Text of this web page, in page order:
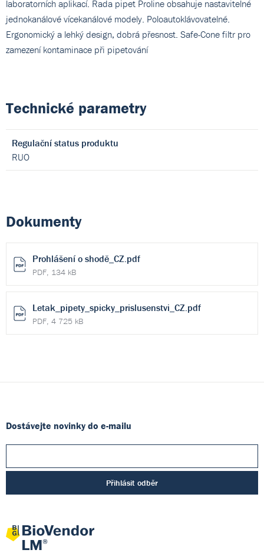
laboratorních aplikací. Řada pipet Proline obsahuje nastavitelné
jednokanálové vícekanálové modely. Poloautoklávovatelné.
Ergonomický a lehký design, dobrá přesnost. Safe-Cone filtr pro
zamezení kontaminace při pipetování
Technické parametry
Regulační status produktu
RUO
Dokumenty
Prohlášení o shodě_CZ.pdf
PDF, 134 kB
Letak_pipety_spicky_prislusenstvi_CZ.pdf
PDF, 4 725 kB
Dostávejte novinky do e-mailu
Přihlásit odběr